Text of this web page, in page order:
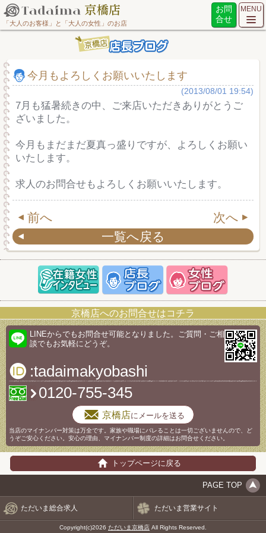
「大人のお客様」と「大人の女性」のお店
お問
合せ
MENU
今月もよろしくお願いいたします
(2013/08/01 19:54)
7月も猛暑続きの中、ご来店いただきありがとうご
ざいました。
今月もまだまだ夏真っ盛りですが、よろしくお願い
いたします。
求人のお問合せもよろしくお願いいたします。
前へ
次へ
一覧へ戻る
京橋店へのお問合せはコチラ
LINEからでもお問合せ可能となりました。ご質問・ご相
談でもお気軽にどうぞ。
:tadaimakyobashi
0120-755-345
京橋店にメールを送る
当店のマイナンバー対策は万全です。家族や職場にバレることは一切ございませんので、ど
うぞご安心ください。安心の理由、マイナンバー制度の詳細はお問合せください。
トップページに戻る
PAGE TOP
ただいま総合求人 ただいま営業サイト
Copyright(c)2026 ただいま京橋店 All Rights Reserved.